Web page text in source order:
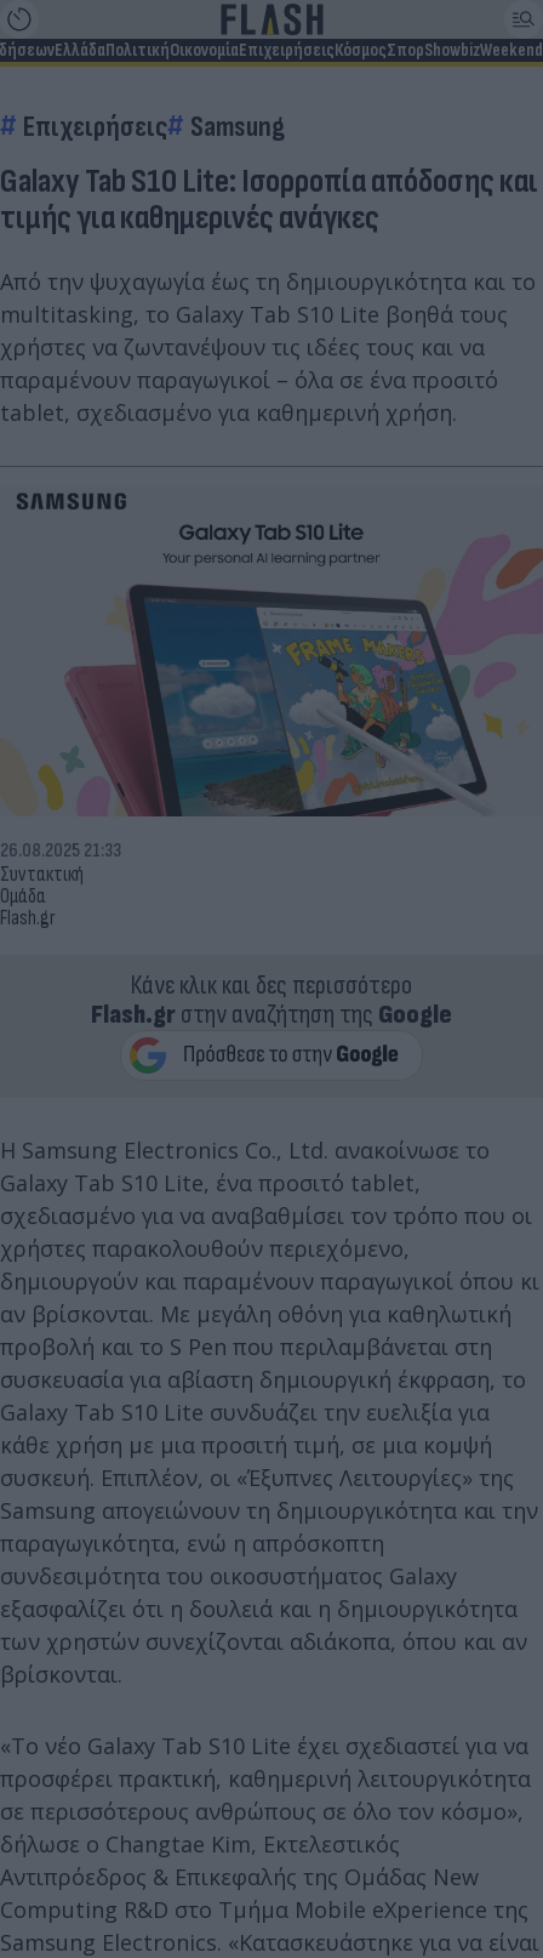
ΕλλάδαΠολιτικήΟικονομίαΕπιχειρήσειςΚόσμοςΣπορShowbizWeekend
Επιχειρήσεις Samsung
Galaxy Tab S10 Lite: Ισορροπία απόδοσης και
τιμής για καθημερινές ανάγκες
Από την ψυχαγωγία έως τη δημιουργικότητα και το
multitasking, το Galaxy Tab S10 Lite βοηθά τους
χρήστες να ζωντανέψουν τις ιδέες τους και να
παραμένουν παραγωγικοί – όλα σε ένα προσιτό
tablet, σχεδιασμένο για καθημερινή χρήση.
Συντακτική
Ομάδα
Flash.gr
26.08.2025 21:33
Κάνε κλικ και δες περισσότερο
Flash.grστην αναζήτηση της Google
Η Samsung Electronics Co., Ltd. ανακοίνωσε το
Galaxy Tab S10 Lite, ένα προσιτό tablet,
σχεδιασμένο για να αναβαθμίσει τον τρόπο που οι
χρήστες παρακολουθούν περιεχόμενο,
δημιουργούν και παραμένουν παραγωγικοί όπου κι
αν βρίσκονται. Με μεγάλη οθόνη για καθηλωτική
προβολή και το S Pen που περιλαμβάνεται στη
συσκευασία για αβίαστη δημιουργική έκφραση, το
Galaxy Tab S10 Lite συνδυάζει την ευελιξία για
κάθε χρήση με μια προσιτή τιμή, σε μια κομψή
συσκευή. Επιπλέον, οι «Έξυπνες Λειτουργίες» της
Samsung απογειώνουν τη δημιουργικότητα και την
παραγωγικότητα, ενώ η απρόσκοπτη
συνδεσιμότητα του οικοσυστήματος Galaxy
εξασφαλίζει ότι η δουλειά και η δημιουργικότητα
των χρηστών συνεχίζονται αδιάκοπα, όπου και αν
βρίσκονται.
«Το νέο Galaxy Tab S10 Lite έχει σχεδιαστεί για να
προσφέρει πρακτική, καθημερινή λειτουργικότητα
σε περισσότερους ανθρώπους σε όλο τον κόσμο»,
δήλωσε ο Changtae Kim, Εκτελεστικός
Αντιπρόεδρος & Επικεφαλής της Ομάδας New
Computing R&D στο Τμήμα Mobile eXperience της
Samsung Electronics. «Κατασκευάστηκε για να είναι